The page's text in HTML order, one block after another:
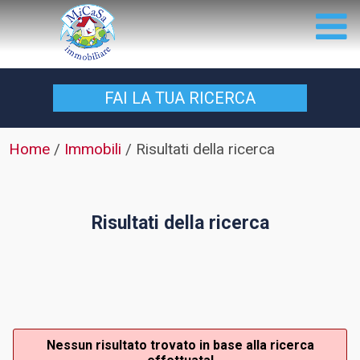
FAI LA TUA RICERCA
Home / Immobili / Risultati della ricerca
Risultati della ricerca
Nessun risultato trovato in base alla ricerca